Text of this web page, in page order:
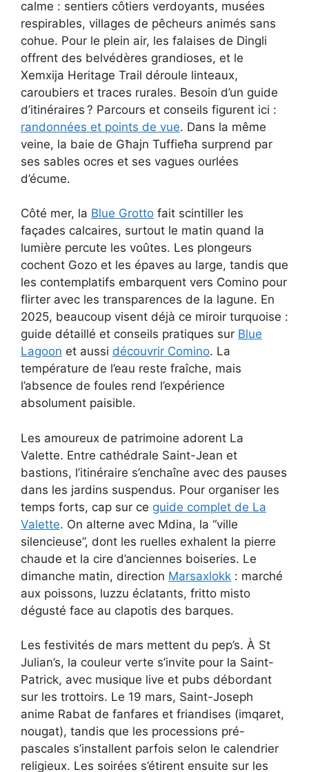
calme : sentiers côtiers verdoyants, musées
respirables, villages de pêcheurs animés sans
cohue. Pour le plein air, les falaises de Dingli
offrent des belvédères grandioses, et le
Xemxija Heritage Trail déroule linteaux,
caroubiers et traces rurales. Besoin d’un guide
d’itinéraires ? Parcours et conseils figurent ici :
randonnées et points de vue. Dans la même
veine, la baie de Għajn Tuffieħa surprend par
ses sables ocres et ses vagues ourlées
d’écume.
Côté mer, la Blue Grotto fait scintiller les
façades calcaires, surtout le matin quand la
lumière percute les voûtes. Les plongeurs
cochent Gozo et les épaves au large, tandis que
les contemplatifs embarquent vers Comino pour
flirter avec les transparences de la lagune. En
2025, beaucoup visent déjà ce miroir turquoise :
guide détaillé et conseils pratiques sur Blue
Lagoon et aussi découvrir Comino. La
température de l’eau reste fraîche, mais
l’absence de foules rend l’expérience
absolument paisible.
Les amoureux de patrimoine adorent La
Valette. Entre cathédrale Saint-Jean et
bastions, l’itinéraire s’enchaîne avec des pauses
dans les jardins suspendus. Pour organiser les
temps forts, cap sur ce guide complet de La
Valette. On alterne avec Mdina, la “ville
silencieuse”, dont les ruelles exhalent la pierre
chaude et la cire d’anciennes boiseries. Le
dimanche matin, direction Marsaxlokk : marché
aux poissons, luzzu éclatants, fritto misto
dégusté face au clapotis des barques.
Les festivités de mars mettent du pep’s. À St
Julian’s, la couleur verte s’invite pour la Saint-
Patrick, avec musique live et pubs débordant
sur les trottoirs. Le 19 mars, Saint-Joseph
anime Rabat de fanfares et friandises (imqaret,
nougat), tandis que les processions pré-
pascales s’installent parfois selon le calendrier
religieux. Les soirées s’étirent ensuite sur les